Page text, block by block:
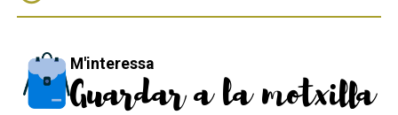
M'interessa
Guardar a la motxilla